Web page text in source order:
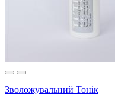
Зволожувальний Тонік